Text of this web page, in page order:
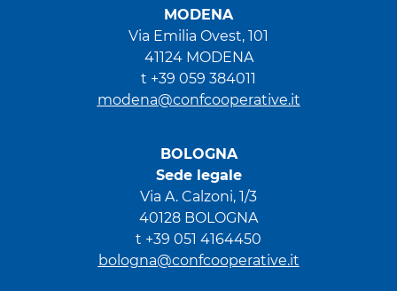
MODENA
Via Emilia Ovest, 101
41124 MODENA
t +39 059 384011
modena@confcooperative.it
BOLOGNA
Sede legale
Via A. Calzoni, 1/3
40128 BOLOGNA
t +39 051 4164450
bologna@confcooperative.it